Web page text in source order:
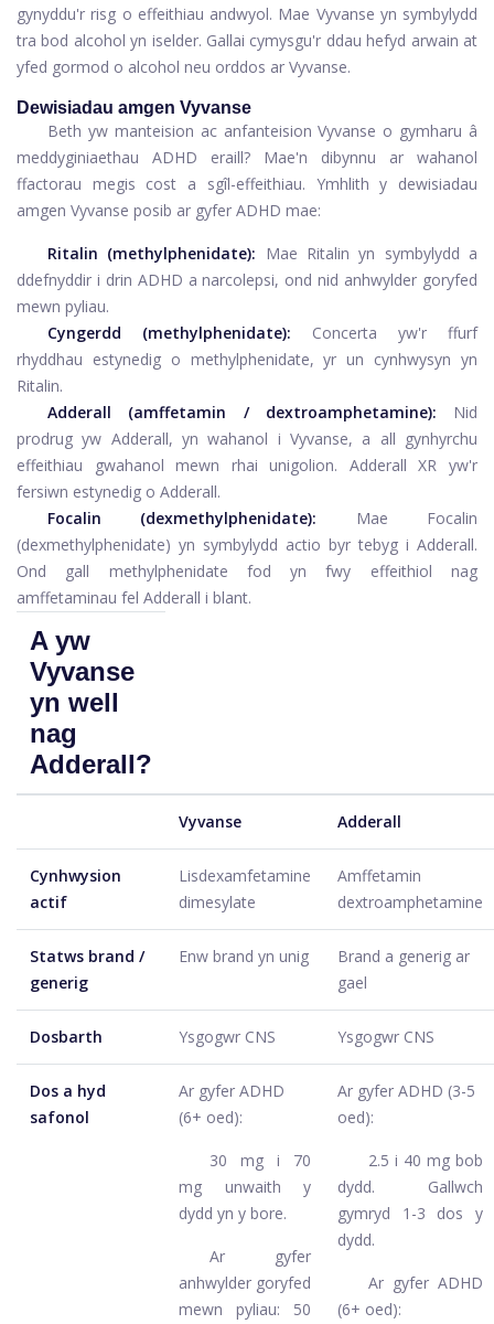
gynyddu'r risg o effeithiau andwyol. Mae Vyvanse yn symbylydd
tra bod alcohol yn iselder. Gallai cymysgu'r ddau hefyd arwain at
yfed gormod o alcohol neu orddos ar Vyvanse.
Dewisiadau amgen Vyvanse
Beth yw manteision ac anfanteision Vyvanse o gymharu â
meddyginiaethau ADHD eraill? Mae'n dibynnu ar wahanol
ffactorau megis cost a sgîl-effeithiau. Ymhlith y dewisiadau
amgen Vyvanse posib ar gyfer ADHD mae:
Ritalin (methylphenidate): Mae Ritalin yn symbylydd a
ddefnyddir i drin ADHD a narcolepsi, ond nid anhwylder goryfed
mewn pyliau.
Cyngerdd
(methylphenidate):
Concerta yw'r ffurf
rhyddhau estynedig o methylphenidate, yr un cynhwysyn yn
Ritalin.
Adderall
(amffetamin / dextroamphetamine):
Nid
prodrug yw Adderall, yn wahanol i Vyvanse, a all gynhyrchu
effeithiau gwahanol mewn rhai unigolion. Adderall XR yw'r
fersiwn estynedig o Adderall.
Focalin
(dexmethylphenidate):
Mae Focalin
(dexmethylphenidate) yn symbylydd actio byr tebyg i Adderall.
Ond gall methylphenidate fod yn fwy effeithiol nag
amffetaminau fel Adderall i blant.
A yw
Vyvanse
yn well
nag
Adderall?
Vyvanse Adderall
Cynhwysion
actif
Lisdexamfetamine
dimesylate
Amffetamin
dextroamphetamine
Statws brand /
generig
Enw brand yn unig
Brand a generig ar
gael
Dosbarth Ysgogwr CNS Ysgogwr CNS
Dos a hyd
safonol
Ar gyfer ADHD
(6+ oed):
30 mg i 70
mg unwaith y
dydd yn y bore.
Ar gyfer
anhwylder goryfed
mewn pyliau: 50
Ar gyfer ADHD (3-5
oed):
2.5 i 40 mg bob
dydd. Gallwch
gymryd 1-3 dos y
dydd.
Ar gyfer ADHD
(6+ oed):